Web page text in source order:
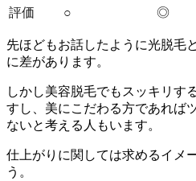
評価
○ ◎
先ほどもお話したように光脱毛
に差があります。
しかし美容脱毛でもスッキリす
すし、美にこだわる方であれば
ないと考える人もいます。
仕上がりに関しては求めるイメ
う。